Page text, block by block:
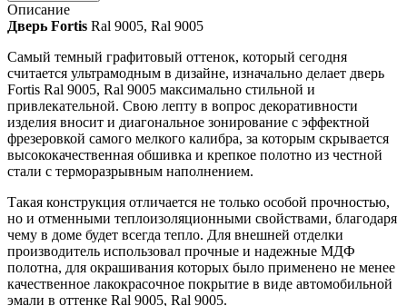
Описание
Дверь Fortis Ral 9005, Ral 9005
Самый темный графитовый оттенок, который сегодня
считается ультрамодным в дизайне, изначально делает дверь
Fortis Ral 9005, Ral 9005 максимально стильной и
привлекательной. Свою лепту в вопрос декоративности
изделия вносит и диагональное зонирование с эффектной
фрезеровкой самого мелкого калибра, за которым скрывается
высококачественная обшивка и крепкое полотно из честной
стали с терморазрывным наполнением.
Такая конструкция отличается не только особой прочностью,
но и отменными теплоизоляционными свойствами, благодаря
чему в доме будет всегда тепло. Для внешней отделки
производитель использовал прочные и надежные МДФ
полотна, для окрашивания которых было применено не менее
качественное лакокрасочное покрытие в виде автомобильной
эмали в оттенке Ral 9005, Ral 9005.